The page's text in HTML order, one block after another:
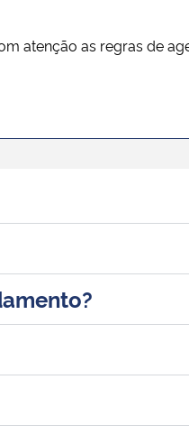
atenção as regras de